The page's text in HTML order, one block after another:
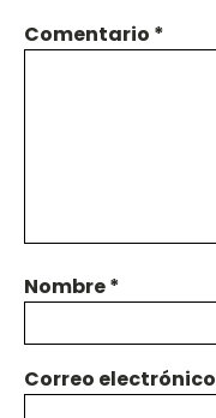
Comentario *
Nombre*
Correo electrónico